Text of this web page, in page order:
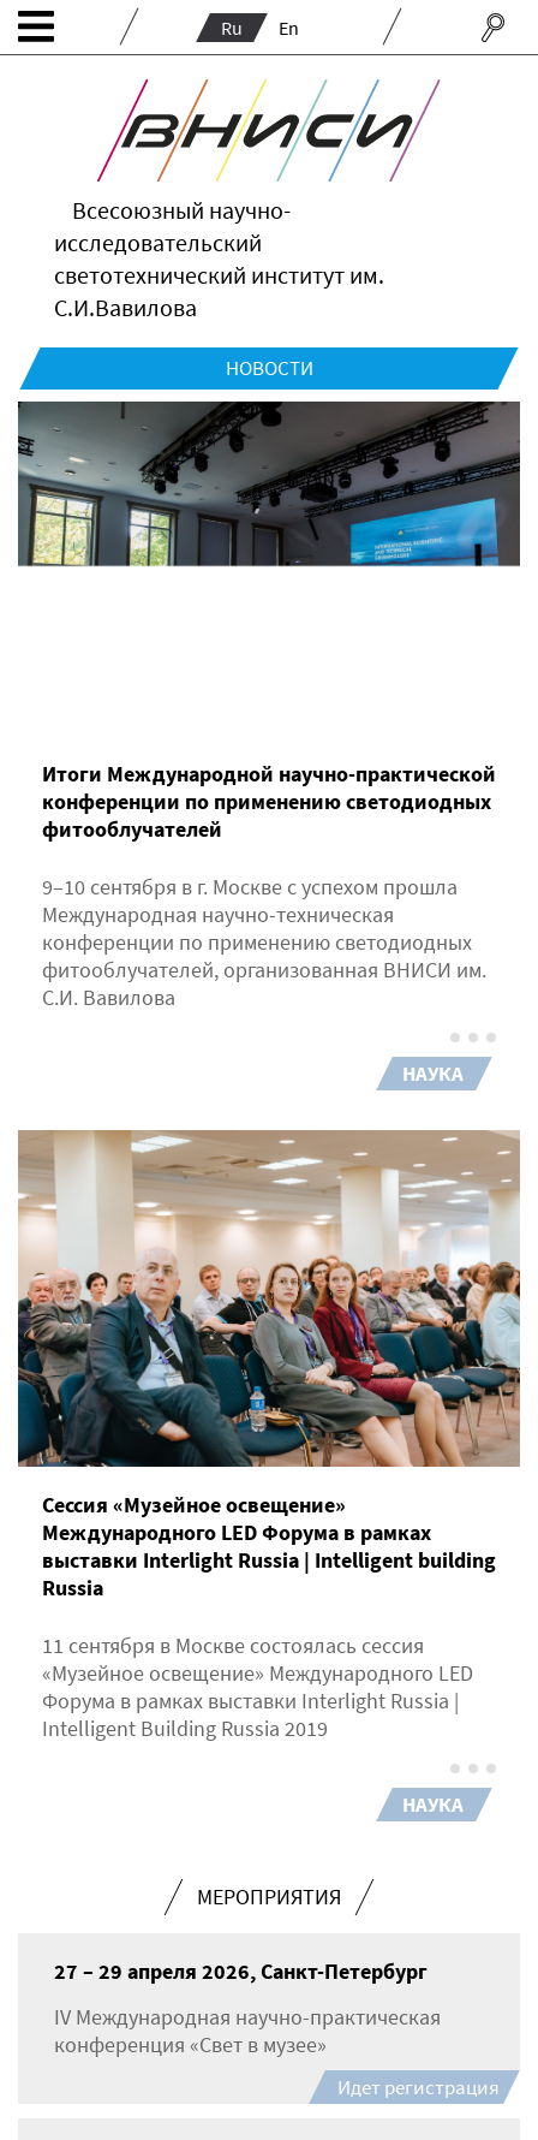
Ru En
Всесоюзный научно-
исследовательский
светотехнический институт им.
С.И.Вавилова
НОВОСТИ
Итоги Международной научно-практической
конференции по применению светодиодных
фитооблучателей
9–10 сентября в г. Москве с успехом прошла
Международная научно-техническая
конференции по применению светодиодных
фитооблучателей, организованная ВНИСИ им.
С.И. Вавилова
НАУКА
Сессия «Музейное освещение»
Международного LED Форума в рамках
выставки Interlight Russia | Intelligent building
Russia
11 сентября в Москве состоялась сессия
«Музейное освещение» Международного LED
Форума в рамках выставки Interlight Russia |
Intelligent Building Russia 2019
НАУКА
МЕРОПРИЯТИЯ
27 – 29 апреля 2026, Санкт-Петербург
IV Международная научно-практическая
конференция «Свет в музее»
Идет регистрация